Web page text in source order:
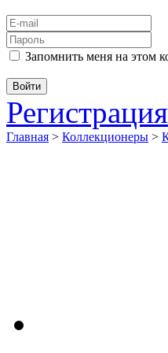
Запомнить меня на этом
Главная > Коллекционеры >